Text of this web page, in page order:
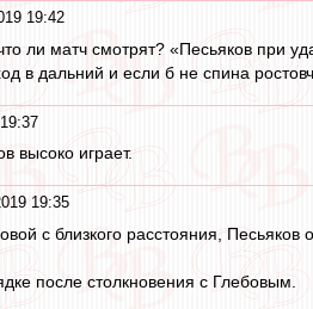
19:42
ли матч смотрят? «Песьяков при
в дальний и если б не спина
высоко играет.
19:35
с близкого расстояния, Песьяков
после столкновения с Глебовым.